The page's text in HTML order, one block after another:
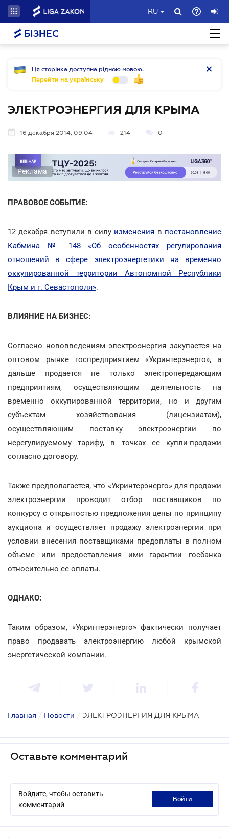
RU
БІЗНЕС
Ця сторінка доступна рідною мовою.
Перейти на українську
ЭЛЕКТРОЭНЕРГИЯ ДЛЯ КРЫМА
16 декабря 2014, 09:04 214 0
Реклама
ПРАВОВОЕ СОБЫТИЕ:
12 декабря вступили в силу изменения в постановление
Кабмина № 148 «Об особенностях регулирования
отношений в сфере электроэнергетики на временно
оккупированной территории Автономной Республики
Крым и г. Севастополя».
ВЛИЯНИЕ НА БИЗНЕС:
Согласно нововведениям электроэнергия закупается на
оптовом рынке госпредприятием «Укринтерэнерго», а
дальше продается не только электропередающим
предприятиям, осуществляющим деятельность на
временно оккупированной территории, но и другим
субъектам хозяйствования (лицензиатам),
осуществляющим поставку электроэнергии по
нерегулируемому тарифу, в точках ее купли-продажи
согласно договору.
Также предполагается, что «Укринтерэнерго» для продажи
электроэнергии проводит отбор поставщиков по
конкурсу с открытостью предложения цены по принципу
аукциона и осуществляет продажу электроэнергии при
условии внесения поставщиками предоплаты в полном
объеме или предоставления ими гарантии госбанка
относительно ее оплаты.
ОДНАКО:
Таким образом, «Укринтерэнерго» фактически получает
право продавать электроэнергию любой крымской
энергетической компании.
Главная / Новости / ЭЛЕКТРОЭНЕРГИЯ ДЛЯ КРЫМА
Оставьте комментарий
Войдите, чтобы оставить
комментарий
войти